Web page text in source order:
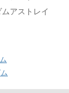
アストレイ